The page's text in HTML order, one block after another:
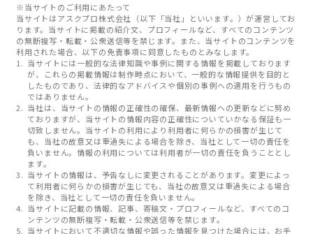
※当サイトのご利用にあたって
当サイトはアスクプロ株式会社（以下「当社」といいます。）が運営してお
ります。当サイトに掲載の紹介文、プロフィールなど、すべてのコンテンツ
の無断複写・転載・公衆送信等を禁じます。また、当サイトのコンテンツを
利用された場合、以下の免責事項に同意したものとみなします。
当サイトには一般的な法律知識や事例に関する情報を掲載しております
が、これらの掲載情報は制作時点において、一般的な情報提供を目的と
したものであり、法律的なアドバイスや個別の事例への適用を行うもの
ではありません。
当社は、当サイトの情報の正確性の確保、最新情報への更新などに努め
ておりますが、当サイトの情報内容の正確性についていかなる保証も一
切致しません。当サイトの利用により利用者に何らかの損害が生じて
も、当社の故意又は重過失による場合を除き、当社として一切の責任を
負いません。情報の利用については利用者が一切の責任を負うこととし
ます。
当サイトの情報は、予告なしに変更されることがあります。変更によっ
て利用者に何らかの損害が生じても、当社の故意又は重過失による場合
を除き、当社として一切の責任を負いません。
当サイトに記載の情報、記事、寄稿文・プロフィールなど、すべてのコ
ンテンツの無断複写・転載・公衆送信等を禁じます。
当サイトにおいて不適切な情報や誤った情報を見つけた場合には、お手